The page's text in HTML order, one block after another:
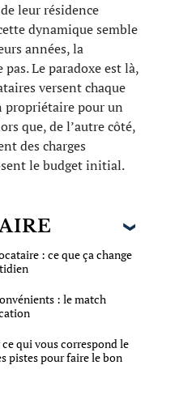
leur résidence
dynamique semble
années, la
Le paradoxe est là,
versent chaque
propriétaire pour un
que, de l’autre côté,
des charges
le budget initial.
: ce que ça change
: le match
qui vous correspond le
pistes pour faire le bon